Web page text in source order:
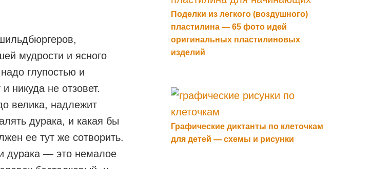
мудрости и ясного
глупостью и
никуда не отзовет.
велика, надлежит
дурака, и какая бы
ее тут же сотворить.
дурака — это немалое
Поделки из легкого (воздушного)
пластилина — 65 фото идей
оригинальных пластилиновых
изделий
Графические диктанты по клеточкам
для детей — схемы и рисунки